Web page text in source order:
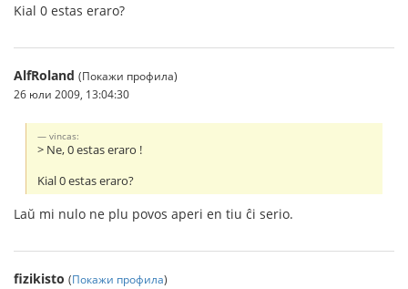
Kial 0 estas eraro?
AlfRoland (Покажи профила)
26 юли 2009, 13:04:30
vincas:
> Ne, 0 estas eraro !
Kial 0 estas eraro?
Laŭ mi nulo ne plu povos aperi en tiu ĉi serio.
fizikisto (Покажи профила)